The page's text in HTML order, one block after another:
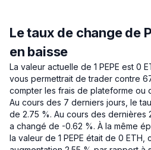
Le taux de change de
en baisse
La valeur actuelle de 1 PEPE est 0
vous permettrait de trader contre
compter les frais de plateforme ou
Au cours des 7 derniers jours, le
de 2.75 %. Au cours des dernières
a changé de -0.62 %. À la même
la valeur de 1 PEPE était de 0